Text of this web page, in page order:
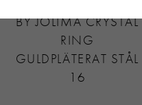
BY JOLIMA CRYSTAL
RING
GULDPLÄTERAT STÅL
16